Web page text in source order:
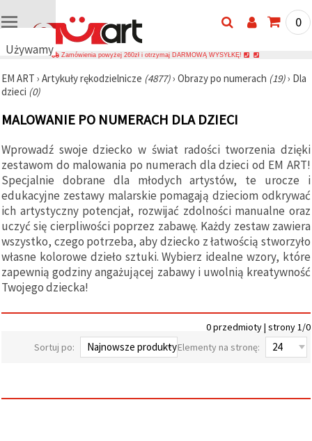
Używamy
cookie
🍪
plików
podobnych
technologii,
aby
zapewnić
prawidłowe
działanie
strony
internetowej,
poprawić
komfort
korzystania
z niej oraz,
za Państwa
zgodą,
ruch i
trafne treści
wsparciu
0
Zamówienia powyżej 260zł i otrzymaj DARMOWĄ WYSYŁKĘ!
EM ART › Artykuły rękodzielnicze (4877)› Obrazy po numerach (19)› Dla
dzieci (0)
MALOWANIE PO NUMERACH DLA DZIECI
Wprowadź swoje dziecko w świat radości tworzenia dzięki
zestawom do malowania po numerach dla dzieci od EM ART!
Specjalnie dobrane dla młodych artystów, te urocze i
edukacyjne zestawy malarskie pomagają dzieciom odkrywać
ich artystyczny potencjał, rozwijać zdolności manualne oraz
uczyć się cierpliwości poprzez zabawę. Każdy zestaw zawiera
wszystko, czego potrzeba, aby dziecko z łatwością stworzyło
własne kolorowe dzieło sztuki. Wybierz idealne wzory, które
zapewnią godziny angażującej zabawy i uwolnią kreatywność
Twojego dziecka!
0 przedmioty | strony 1/0
Sortuj po:
Elementy na stronę: